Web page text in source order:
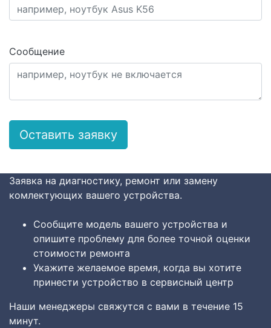
Сообщение
Заявка на диагностику, ремонт или замену
комлектующих вашего устройства.
Сообщите модель вашего устройства и
опишите проблему для более точной оценки
стоимости ремонта
Укажите желаемое время, когда вы хотите
принести устройство в сервисный центр
Наши менеджеры свяжутся с вами в течение 15
минут.